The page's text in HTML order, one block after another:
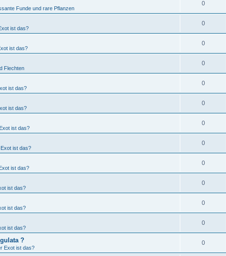
Funde und rare Pflanzen
0
ist das?
0
ist das?
0
Flechten
0
ist das?
0
ist das?
0
ist das?
0
ist das?
0
ist das?
0
ist das?
0
ist das?
0
ist das?
0
?
Exot ist das?
0